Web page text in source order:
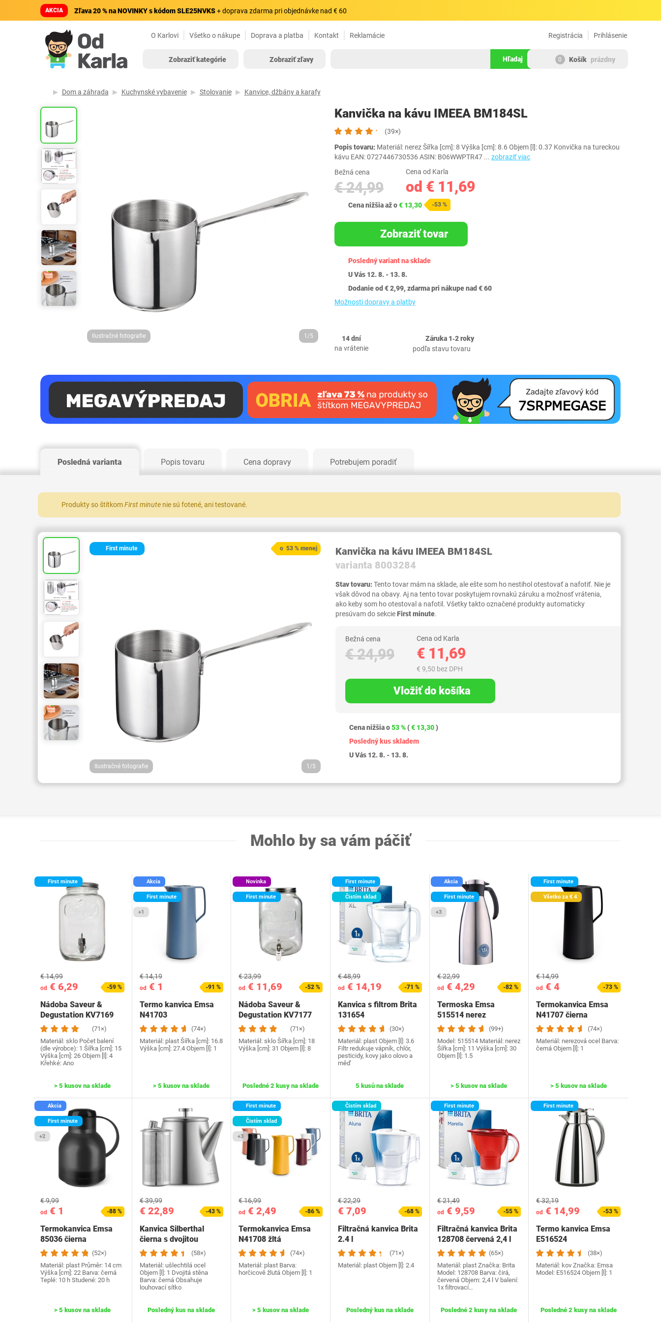
AKCIA Zľava 20 % na NOVINKY s kódom SLE25NVKS+ doprava zdarma pri objednávke nad € 60
O Karlovi Všetko o nákupe Doprava a platba Kontakt Reklamácie Prihlásenie
Registrácia
Zobraziť kategórie Zobraziť zľavy Hľadaj 0 Košík prázdny
Dom a záhrada Kuchynské vybavenie Stolovanie Kanvice, džbány a karafy
Ilustračné fotografie 1/5
Kanvička na kávu IMEEA BM184SL
(39×)
Popis tovaru: Materiál: nerez Šířka [cm]: 8 Výška [cm]: 8.6 Objem [l]: 0.37 Konvička na tureckou
kávu EAN: 0727446730536 ASIN: B06WWPTR47 ... zobraziť viac
Bežná cena
€ 24,99
Cena od Karla
od € 11,69
Cena nižšia až o€ 13,30 -53 %
Zobraziť tovar
Posledný variant na sklade
U Vás 12. 8. - 13. 8.
Dodanie od € 2,99, zdarma pri nákupe nad € 60
Možnosti dopravy a platby
14 dní
na vrátenie
Záruka 1‐2 roky
podľa stavu tovaru
Posledná varianta Popis tovaru Cena dopravy Potrebujem poradiť
Produkty so štítkomFirst minute nie sú fotené, ani testované.
First minute
Ilustračné fotografie 1/5
o 53 % menej
Kanvička na kávu IMEEA BM184SL
varianta 8003284
Stav tovaru:Tento tovar mám na sklade, ale ešte som ho nestihol otestovať a nafotiť. Nie je
však dôvod na obavy. Aj na tento tovar poskytujem rovnakú záruku a možnosť vrátenia,
ako keby som ho otestoval a nafotil. Všetky takto označené produkty automaticky
presúvam do sekcieFirst minute.
Bežná cena
€ 24,99
Cena od Karla
€ 11,69
€ 9,50 bez DPH
Vložiť do košíka
Cena nižšia o53 % (€ 13,30)
Posledný kus skladem
U Vás 12. 8. - 13. 8.
Mohlo by sa vám páčiť
First minute
od € 6,29
€ 14,99
-59 %
Nádoba Saveur &
Degustation KV7169
(71×)
Materiál: sklo Počet balení
(dle výrobce): 1 Šířka [cm]: 15
Výška [cm]: 26 Objem [l]: 4
Křehké: Ano
> 5 kusov na sklade
Akcia
First minute
+1
od€ 1
€ 14,19
-91 %
Termo kanvica Emsa
N41703
(74×)
Materiál: plast Šířka [cm]: 16.8
Výška [cm]: 27.4 Objem [l]: 1
> 5 kusov na sklade
Novinka
First minute
od € 11,69
€ 23,99
-52 %
Nádoba Saveur &
Degustation KV7177
(71×)
Materiál: sklo Šířka [cm]: 18
Výška [cm]: 31 Objem [l]: 8
Posledné 2 kusy na sklade
First minute
Čistím sklad
od€ 14,19
€ 48,99
-71 %
Kanvica s filtrom Brita
131654
(30×)
Materiál: plast Objem [l]: 3.6
Filtr redukuje vápník, chlór,
pesticidy, kovy jako olovo a
měď
5 kusů na sklade
Akcia
First minute
+3
od€ 4,29
€ 22,99
-82 %
Termoska Emsa
515514 nerez
(99+)
Model: 515514 Materiál: nerez
Šířka [cm]: 11 Výška [cm]: 30
Objem [l]: 1.5
> 5 kusov na sklade
First minute
Všetko za € 4
od € 4
€ 14,99
-73 %
Termokanvica Emsa
N41707 čierna
(74×)
Materiál: nerezová ocel Barva:
černá Objem [l]: 1
> 5 kusov na sklade
Akcia
First minute
+2
od € 1
€ 9,99
-88 %
Termokanvica Emsa
85036 čierna
(52×)
Materiál: plast Průměr: 14 cm
Výška [cm]: 22 Barva: černá
Teplé: 10 h Studené: 20 h
> 5 kusov na sklade
€ 22,89
€ 39,99
-43 %
Kanvica Silberthal
čierna s dvojitou
stenou
(58×)
Materiál: ušlechtilá ocel
Objem [l]: 1 Dvojitá stěna
Barva: černá Obsahuje
louhovací sítko
Posledný kus na sklade
First minute
Čistím sklad
+3
od € 2,49
€ 16,99
-86 %
Termokanvica Emsa
N41708 žltá
(74×)
Materiál: plast Barva:
horčicově žlutá Objem [l]: 1
> 5 kusov na sklade
Čistím sklad
€ 7,09
€ 22,29
-68 %
Filtračná kanvica Brita
2.4 l
(71×)
Materiál: plast Objem [l]: 2.4
Posledný kus na sklade
First minute
od€ 9,59
€ 21,49
-55 %
Filtračná kanvica Brita
128708 červená 2,4 l
(65×)
Materiál: plast Značka: Brita
Model: 128708 Barva: čirá,
červená Objem: 2,4 l V balení:
1x filtrovací…
Posledné 2 kusy na sklade
First minute
od € 14,99
€ 32,19
-53 %
Termo kanvica Emsa
E516524
(38×)
Materiál: kov Značka: Emsa
Model: E516524 Objem [l]: 1
Posledné 2 kusy na sklade